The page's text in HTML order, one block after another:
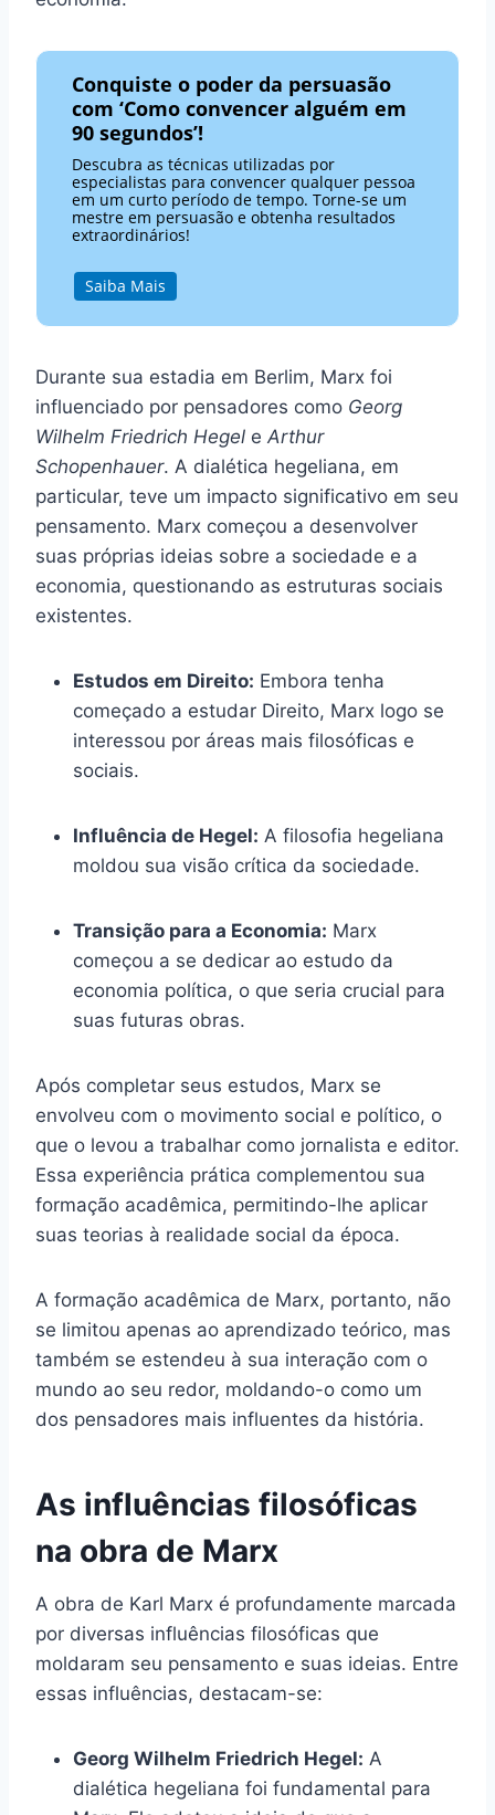
Conquiste o poder da persuasão
com ‘Como convencer alguém em
90 segundos’!
Descubra as técnicas utilizadas por
especialistas para convencer qualquer pessoa
em um curto período de tempo. Torne-se um
mestre em persuasão e obtenha resultados
extraordinários!
Saiba Mais
Durante sua estadia em Berlim, Marx foi
influenciado por pensadores como Georg
Wilhelm Friedrich Hegel e Arthur
Schopenhauer. A dialética hegeliana, em
particular, teve um impacto significativo em seu
pensamento. Marx começou a desenvolver
suas próprias ideias sobre a sociedade e a
economia, questionando as estruturas sociais
existentes.
Estudos em Direito: Embora tenha
começado a estudar Direito, Marx logo se
interessou por áreas mais filosóficas e
sociais.
Influência de Hegel: A filosofia hegeliana
moldou sua visão crítica da sociedade.
Transição para a Economia: Marx
começou a se dedicar ao estudo da
economia política, o que seria crucial para
suas futuras obras.
Após completar seus estudos, Marx se
envolveu com o movimento social e político, o
que o levou a trabalhar como jornalista e editor.
Essa experiência prática complementou sua
formação acadêmica, permitindo-lhe aplicar
suas teorias à realidade social da época.
A formação acadêmica de Marx, portanto, não
se limitou apenas ao aprendizado teórico, mas
também se estendeu à sua interação com o
mundo ao seu redor, moldando-o como um
dos pensadores mais influentes da história.
As influências filosóficas
na obra de Marx
A obra de Karl Marx é profundamente marcada
por diversas influências filosóficas que
moldaram seu pensamento e suas ideias. Entre
essas influências, destacam-se:
Georg Wilhelm Friedrich Hegel: A
dialética hegeliana foi fundamental para